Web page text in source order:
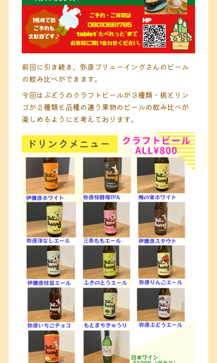
前回に引き続き、弥彦ブリューイングさんのビール
の飲み比べができます。
今回はぶどうのクラフトビールが３種類・桃とリン
ゴが２種類と品種の違う果物のビールの飲み比べが
楽しめるようにと考えております。